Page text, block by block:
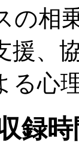
の相
援、
る心
録時